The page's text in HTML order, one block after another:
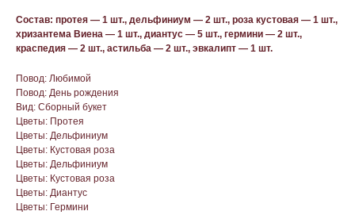
Состав: протея — 1 шт., дельфиниум — 2 шт., роза кустовая — 1 шт.,
хризантема Виена — 1 шт., диантус — 5 шт., гермини — 2 шт.,
краспедия — 2 шт., астильба — 2 шт., эвкалипт — 1 шт.
Повод: Любимой
Повод: День рождения
Вид: Сборный букет
Цветы: Протея
Цветы: Дельфиниум
Цветы: Кустовая роза
Цветы: Дельфиниум
Цветы: Кустовая роза
Цветы: Диантус
Цветы: Гермини